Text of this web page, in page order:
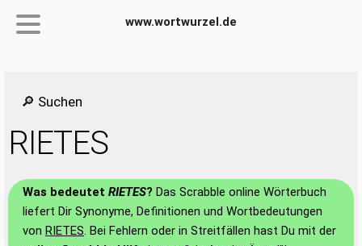
www.wortwurzel.de
🔎 Suchen
RIETES
Was bedeutet RIETES? Das Scrabble online Wörterbuch
liefert Dir Synonyme, Definitionen und Wortbedeutungen
von RIETES. Bei Fehlern oder in Streitfällen hast Du mit der